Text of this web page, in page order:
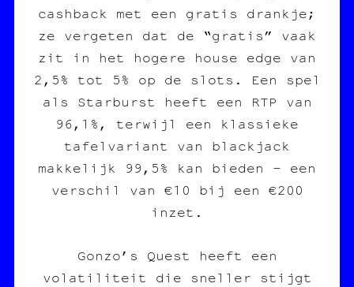
cashback met een gratis drankje;
ze vergeten dat de “gratis” vaak
zit in het hogere house edge van
2,5% tot 5% op de slots. Een spel
als Starburst heeft een RTP van
96,1%, terwijl een klassieke
tafelvariant van blackjack
makkelijk 99,5% kan bieden – een
verschil van €10 bij een €200
inzet.
Gonzo’s Quest heeft een
volatiliteit die sneller stijgt